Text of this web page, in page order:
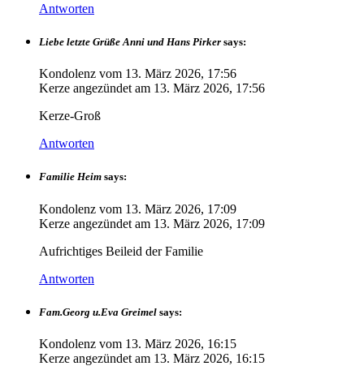
Antworten
Liebe letzte Grüße Anni und Hans Pirker says:
Kondolenz vom 13. März 2026, 17:56
Kerze angezündet am 13. März 2026, 17:56
Kerze-Groß
Antworten
Familie Heim says:
Kondolenz vom 13. März 2026, 17:09
Kerze angezündet am 13. März 2026, 17:09
Aufrichtiges Beileid der Familie
Antworten
Fam.Georg u.Eva Greimel says:
Kondolenz vom 13. März 2026, 16:15
Kerze angezündet am 13. März 2026, 16:15